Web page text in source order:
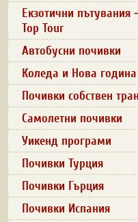
Екзотични пътувания
Top Tour
Автобусни почивки
Коледа и Нова година
Почивки собствен
Самолетни почивки
Уикенд програми
Почивки Турция
Почивки Гърция
Почивки Испания